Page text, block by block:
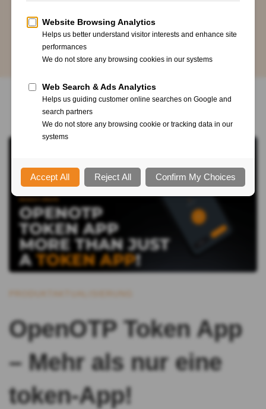
OpenOTP Token App
– Mehr als nur eine
token-App!